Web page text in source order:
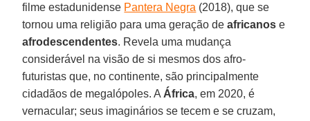
filme estadunidense Pantera Negra (2018), que se
tornou uma religião para uma geração deafricanos e
afrodescendentes. Revela uma mudança
considerável na visão de si mesmos dos afro-
futuristas que, no continente, são principalmente
cidadãos de megalópoles. A África, em 2020, é
vernacular; seus imaginários se tecem e se cruzam,